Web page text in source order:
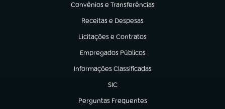
Convênios e Transferências
(abre em nova aba)
Receitas e Despesas
(abre em nova aba)
Licitações e Contratos
(abre em nova aba)
Empregados Públicos
(abre em nova aba)
Informações Classificadas
(abre em nova aba)
SIC
(abre em nova aba)
Perguntas Frequentes
(abre em nova aba)